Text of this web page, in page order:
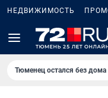
НЕДВИЖИМОСТЬ
Тюменец остался без